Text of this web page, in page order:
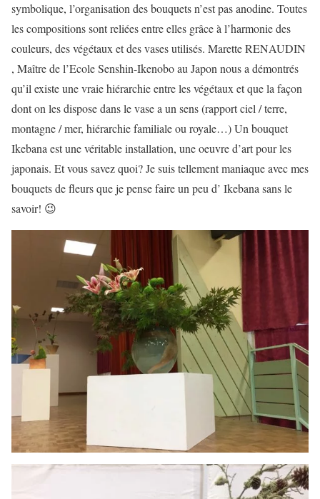
symbolique, l’organisation des bouquets n’est pas anodine. Toutes
les compositions sont reliées entre elles grâce à l’harmonie des
couleurs, des végétaux et des vases utilisés. Marette RENAUDIN
, Maître de l’Ecole Senshin-Ikenobo au Japon nous a démontrés
qu’il existe une vraie hiérarchie entre les végétaux et que la façon
dont on les dispose dans le vase a un sens (rapport ciel / terre,
montagne / mer, hiérarchie familiale ou royale…) Un bouquet
Ikebana est une véritable installation, une oeuvre d’art pour les
japonais. Et vous savez quoi? Je suis tellement maniaque avec mes
bouquets de fleurs que je pense faire un peu d’ Ikebana sans le
savoir! 😉